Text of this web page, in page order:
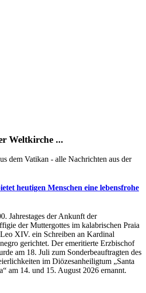
Weltkirche ...
dem Vatikan - alle Nachrichten aus der
heutigen Menschen eine lebensfrohe
Jahrestages der Ankunft der
der Muttergottes im kаlabrischen Praia
XIV. ein Schreiben an Kardinal
gerichtet. Der emeritierte Erzbischof
am 18. Juli zum Sonderbeauftragten des
im Diözesanheiligtum „Santa
am 14. und 15. August 2026 ernannt.